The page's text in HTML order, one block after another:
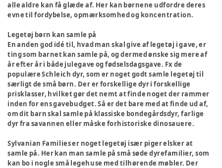
alle aldre kan få glæde af. Her kan børnene udfordre deres
evne til fordybelse, opmærksomhed og koncentration.
Legetøj børn kan samle på
En anden god idé til, hvad man skal give af legetøj i gave, er
ting som barnet kan samle på, og dermed ønske sig mere af
år efter år i både julegave og fødselsdagsgave. Fx de
populære Schleich dyr, som er noget godt samle legetøj til
særligt de små børn. Der er forskellige dyr i forskellige
prisklasser, hvilket gør det nemt at finde noget der rammer
inden for ens gavebudget. Så er det bare med at finde ud af,
om dit barn skal samle på klassiske bondegårdsdyr, farlige
dyr fra savannen eller måske forhistoriske dinosauere.
Sylvanian Families er noget legetøj især piger elsker at
samle på. Her kan man samle på små søde dyrefamilier, som
kan bo i nogle små legehuse med tilhørende møbler. Der